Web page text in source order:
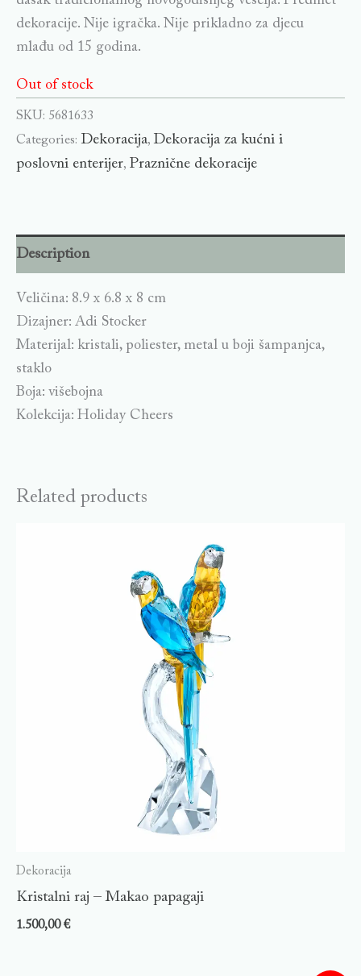
dekoracije. Nije igračka. Nije prikladno za djecu
mlađu od 15 godina.
Out of stock
SKU: 5681633
Categories: Dekoracija, Dekoracija za kućni i
poslovni enterijer, Praznične dekoracije
Description
Veličina: 8.9 x 6.8 x 8 cm
Dizajner: Adi Stocker
Materijal: kristali, poliester, metal u boji šampanjca,
staklo
Boja: višebojna
Kolekcija: Holiday Cheers
Related products
Dekoracija
Kristalni raj – Makao papagaji
1.500,00€